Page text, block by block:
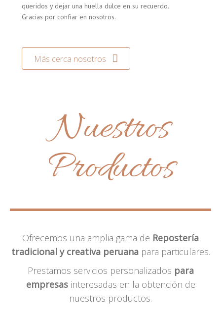
queridos y dejar una huella dulce en su recuerdo.
Gracias por confiar en nosotros.
Más cerca nosotros
Nuestros
Productos
Ofrecemos una amplia gama de Repostería
tradicional y creativa peruanapara particulares.
Prestamos servicios personalizados para
empresasinteresadas en la obtención de
nuestros productos.